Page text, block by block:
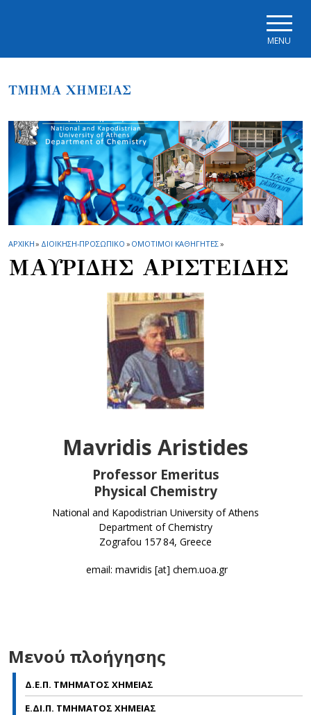
MENU
ΤΜΗΜΑ ΧΗΜΕΙΑΣ
ΑΡΧΙΚΗ» ΔΙΟΙΚΗΣΗ-ΠΡΟΣΩΠΙΚΟ » ΟΜΟΤΙΜΟΙ ΚΑΘΗΓΗΤΕΣ»
ΜΑΥΡΙΔΗΣ ΑΡΙΣΤΕΙΔΗΣ
Mavridis Aristides
Professor Emeritus
Physical Chemistry
National and Kapodistrian University of Athens
Department of Chemistry
Zografou 157 84, Greece
email: mavridis [at] chem.uoa.gr
Μενού πλοήγησης
Δ.Ε.Π. ΤΜΗΜΑΤΟΣ ΧΗΜΕΙΑΣ
Ε.ΔΙ.Π. ΤΜΗΜΑΤΟΣ ΧΗΜΕΙΑΣ